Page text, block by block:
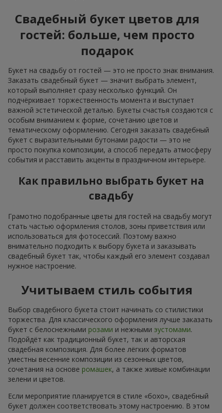
Свадебный букет цветов для
гостей: больше, чем просто
подарок
Букет на свадьбу от гостей — это не просто знак внимания.
Заказать свадебный букет — значит выбрать элемент,
который выполняет сразу несколько функций. Он
подчёркивает торжественность момента и выступает
важной эстетической деталью. Букеты счастья создаются с
особым вниманием к форме, сочетанию цветов и
тематическому оформлению. Сегодня заказать свадебный
букет с выразительными бутонами радости — это не
просто покупка композиции, а способ передать атмосферу
события и расставить акценты в праздничном интерьере.
Как правильно выбрать букет на
свадьбу
Грамотно подобранные цветы для гостей на свадьбу могут
стать частью оформления столов, зоны приветствия или
использоваться для фотосессий. Поэтому важно
внимательно подходить к выбору букета и заказывать
свадебный букет так, чтобы каждый его элемент создавал
нужное настроение.
Учитываем стиль события
Выбор свадебного букета стоит начинать со стилистики
торжества. Для классического оформления лучше заказать
букет с белоснежными розами и нежными эустомами.
Подойдёт как традиционный букет, так и авторская
свадебная композиция. Для более лёгких форматов
уместны весенние композиции из сезонных цветов,
сочетания на основе ромашек, а также живые комбинации
зелени и цветов.
Если мероприятие планируется в стиле «бохо», свадебный
букет должен соответствовать этому настроению. В этом